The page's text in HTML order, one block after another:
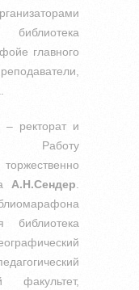
главного
– ректорат и
Работу
А.Н.Сендер
библиотека
факультет,